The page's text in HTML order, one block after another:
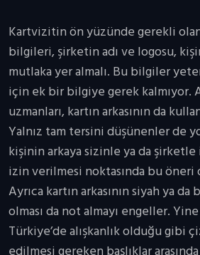
Kartvizitin ön yüzünde gerekli
bilgileri, şirketin adı ve logosu,
mutlaka yer almalı. Bu bilgiler
için ek bir bilgiye gerek kalmıyor.
uzmanları, kartın arkasının da
Yalnız tam tersini düşünenler de
kişinin arkaya sizinle ya da şirketle
izin verilmesi noktasında bu öneri
Ayrıca kartın arkasının siyah ya
olması da not almayı engeller. Yine
Türkiye’de alışkanlık olduğu gibi
edilmesi gereken başlıklar